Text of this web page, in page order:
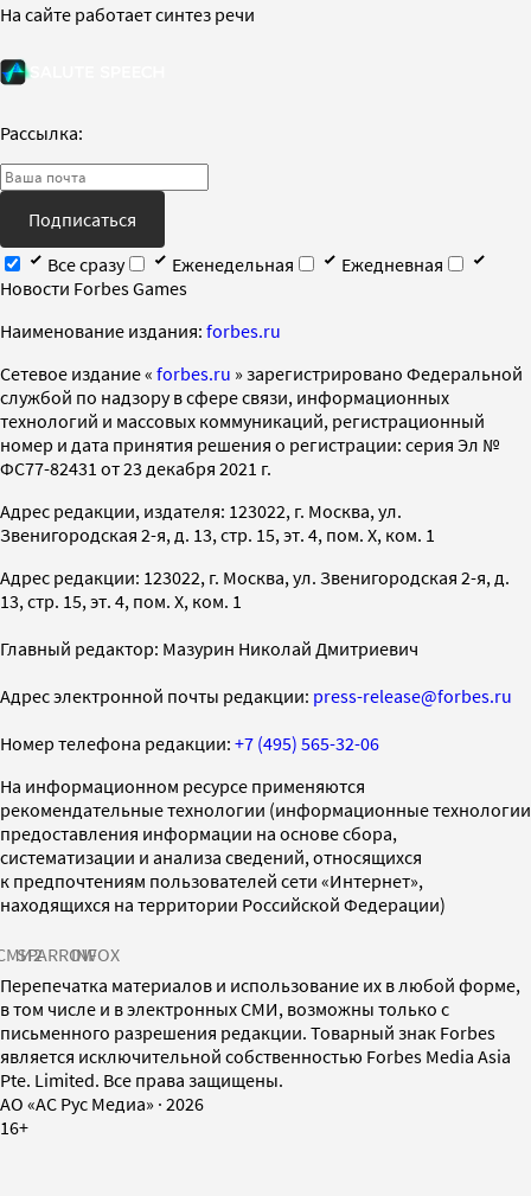
На сайте работает синтез речи
Рассылка:
Подписаться
Все сразу
Еженедельная
Ежедневная
Новости Forbes Games
Наименование издания: forbes.ru
Cетевое издание « forbes.ru » зарегистрировано Федеральной
службой по надзору в сфере связи, информационных
технологий и массовых коммуникаций, регистрационный
номер и дата принятия решения о регистрации: серия Эл №
ФС77-82431 от 23 декабря 2021 г.
Адрес редакции, издателя: 123022, г. Москва, ул.
Звенигородская 2-я, д. 13, стр. 15, эт. 4, пом. X, ком. 1
Адрес редакции: 123022, г. Москва, ул. Звенигородская 2-я, д.
13, стр. 15, эт. 4, пом. X, ком. 1
Главный редактор: Мазурин Николай Дмитриевич
Адрес электронной почты редакции: press-release@forbes.ru
Номер телефона редакции: +7 (495) 565-32-06
На информационном ресурсе применяются
рекомендательные технологии (информационные технологии
предоставления информации на основе сбора,
систематизации и анализа сведений, относящихся
к предпочтениям пользователей сети «Интернет»,
находящихся на территории Российской Федерации)
SPARROWINFOX
Перепечатка материалов и использование их в любой форме,
в том числе и в электронных СМИ, возможны только с
письменного разрешения редакции. Товарный знак Forbes
является исключительной собственностью Forbes Media Asia
Pte. Limited. Все права защищены.
AO «АС Рус Медиа» · 2026
16+